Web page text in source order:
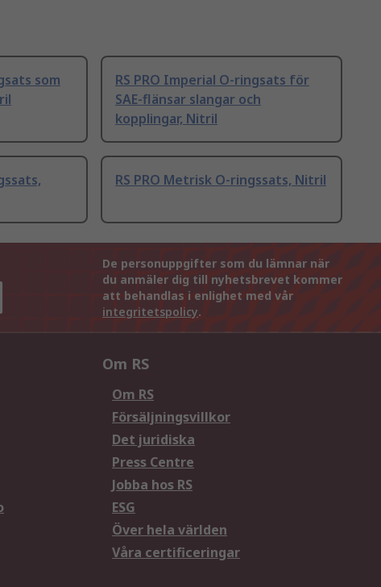
som
RS PRO Imperial O-ringsats för
SAE-flänsar slangar och
kopplingar, Nitril
RS PRO Metrisk O-ringssats, Nitril
De personuppgifter som du lämnar när
du anmäler dig till nyhetsbrevet kommer
att behandlas i enlighet med vår
integritetspolicy.
Om RS
Om RS
Försäljningsvillkor
Det juridiska
Press Centre
Jobba hos RS
ESG
Över hela världen
Våra certificeringar